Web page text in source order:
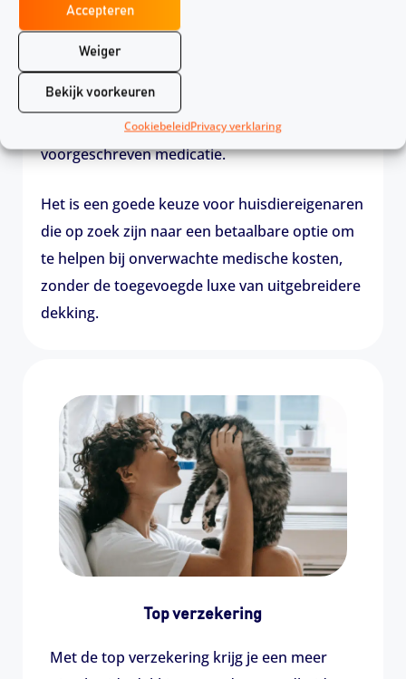
Accepteren
Weiger
Bekijk voorkeuren
CookiebeleidPrivacy verklaring
De basis verzekering biedt dekking voor de
essentiële medische zorg die je huisdier nodig
heeft. Dit omvat vaak consulten bij de
dierenarts, diagnostische onderzoeken en
voorgeschreven medicatie.
Het is een goede keuze voor huisdiereigenaren
die op zoek zijn naar een betaalbare optie om
te helpen bij onverwachte medische kosten,
zonder de toegevoegde luxe van uitgebreidere
dekking.
Top verzekering
Met de top verzekering krijg je een meer